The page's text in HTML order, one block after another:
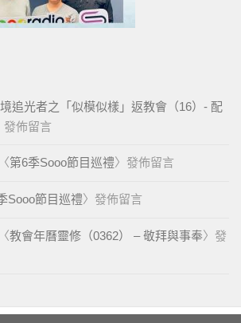
追光者之「似模似樣」返教會（16）- 配
發佈留言
第6季Sooo節目巡禮〉發佈留言
Sooo節目巡禮〉發佈留言
教會年曆靈修（0362） – 敬拜與事奉〉發